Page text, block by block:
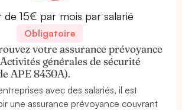
de 15€ par mois par salarié
Obligatoire
votre assurance prévoyance
générales de sécurité
APE 8430A).
avec des salariés, il est
une assurance prévoyance couvrant